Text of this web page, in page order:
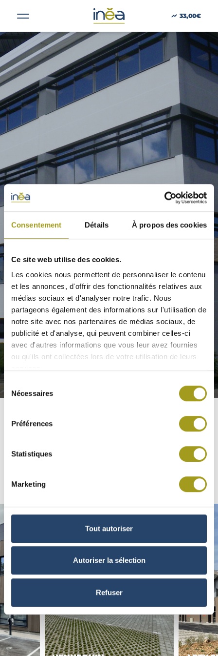
Consentement Détails À propos des cookies
Ce site web utilise des cookies.
Les cookies nous permettent de personnaliser le contenu
et les annonces, d'offrir des fonctionnalités relatives aux
médias sociaux et d'analyser notre trafic. Nous
partageons également des informations sur l'utilisation de
notre site avec nos partenaires de médias sociaux, de
publicité et d'analyse, qui peuvent combiner celles-ci
avec d'autres informations que vous leur avez fournies
ou qu'ils ont collectées lors de votre utilisation de leurs
Sélection
Nécessaires
Préférences
Statistiques
Marketing
Tout autoriser
Autoriser la sélection
Refuser
33,00€
ACTUS
PRESSE
INVESTISSEURS
PORTE-DOCUMENTS
GREEN BUILDING
ACTIFS
CONTACT
CYRUS
ORLÉANS